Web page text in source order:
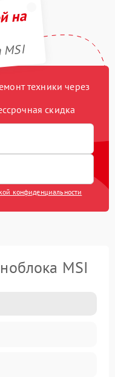
на
техники через
скидка
конфиденциальности
MSI